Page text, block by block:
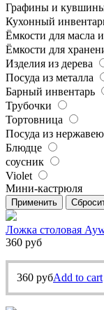
Графины и
Кухонный
Ёмкости для масла
Ёмкости для
Изделия из дерева
Посуда из металла
Барный инвентарь
Трубочки
Тортовница
Посуда из
Блюдце
соусник
Violet
Мини-кастрюля
Применить
Ложка столовая
360 руб
360 рубAdd to cart